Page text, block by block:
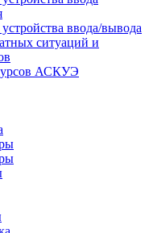
ввода/вывода
ситуаций и
АСКУЭ